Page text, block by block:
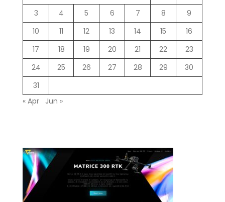
3
4 5 6 7 8
9
10
11 12 13 14 15
16
17
18 19 20 21 22
23
24
25 26 27 28 29
30
31
« Apr
Jun »